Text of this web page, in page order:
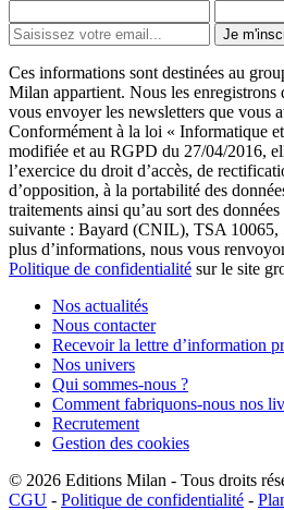
Je
Ces informations sont destinées au
Milan appartient. Nous les enregistrons
vous envoyer les newsletters que vous
Conformément à la loi « Informatique
modifiée et au RGPD du 27/04/2016,
l’exercice du droit d’accès, de
d’opposition, à la portabilité des
traitements ainsi qu’au sort des
suivante : Bayard (CNIL), TSA
plus d’informations, nous vous
Politique de confidentialité sur le site
Nos actualités
Nous contacter
Recevoir la lettre d’information
Nos univers
Qui sommes-nous ?
Comment fabriquons-nous nos
Recrutement
Gestion des cookies
© 2026 Editions Milan - Tous droits
CGU - Politique de confidentialité -